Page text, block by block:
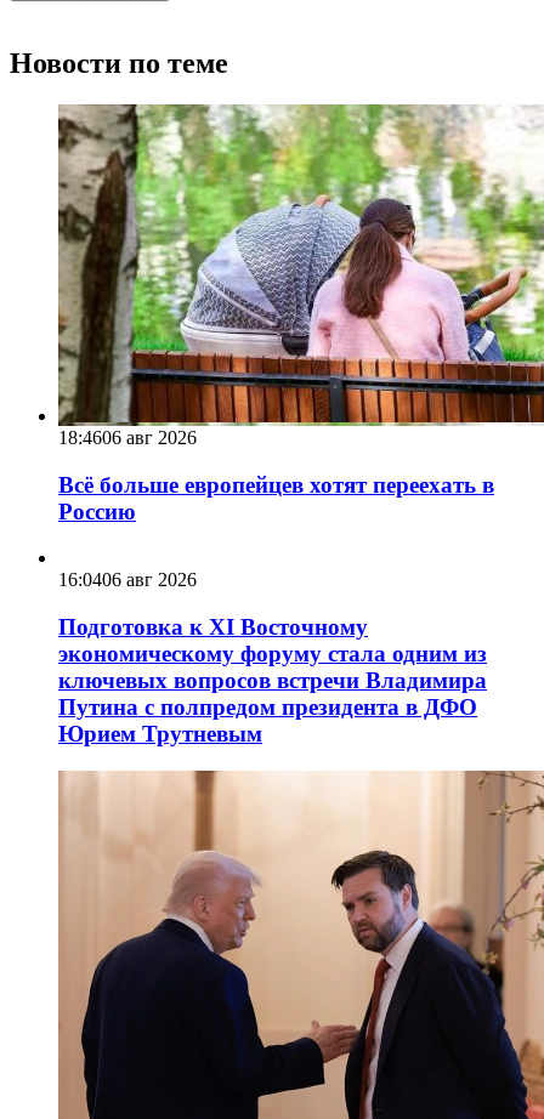
Новости по теме
18:4606 авг 2026
Всё больше европейцев хотят переехать в
Россию
16:0406 авг 2026
Подготовка к XI Восточному
экономическому форуму стала одним из
ключевых вопросов встречи Владимира
Путина с полпредом президента в ДФО
Юрием Трутневым